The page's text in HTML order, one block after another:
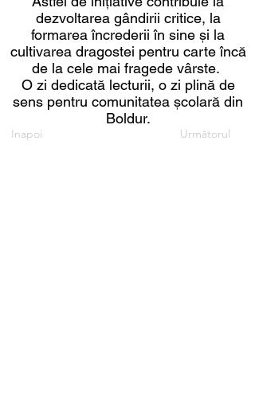
dezvoltarea gândirii critice, la
formarea încrederii în sine și la
cultivarea dragostei pentru carte încă
de la cele mai fragede vârste.
O zi dedicată lecturii, o zi plină de
sens pentru comunitatea școlară din
Boldur.
Inapoi Următorul